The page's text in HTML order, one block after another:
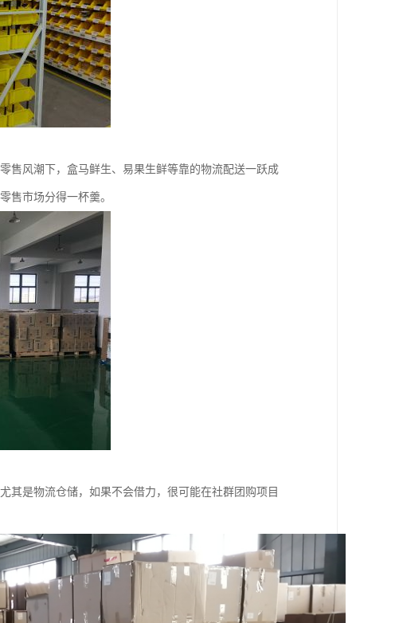
售风潮下，盒马鲜生、易果生鲜等靠的物流配送一跃成
售市场分得一杯羹。
其是物流仓储，如果不会借力，很可能在社群团购项目